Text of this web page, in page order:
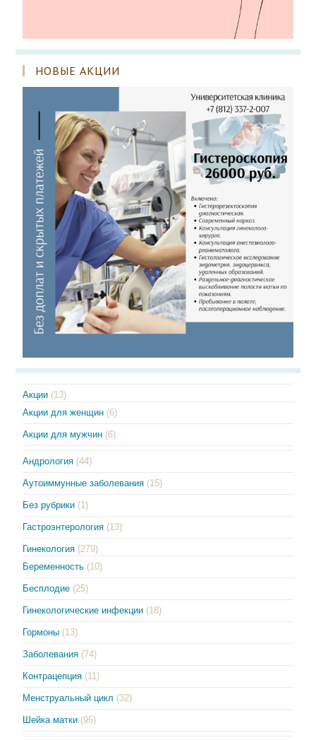
НОВЫЕ АКЦИИ
Акции (13)
Акции для женщин (6)
Акции для мужчин (6)
Андрология (44)
Аутоиммунные заболевания (15)
Без рубрики (1)
Гастроэнтерология (13)
Гинекология (279)
Беременность (10)
Бесплодие (25)
Гинекологические инфекции (18)
Гормоны (13)
Заболевания (74)
Контрацепция (11)
Менструальный цикл (32)
Шейка матки (95)